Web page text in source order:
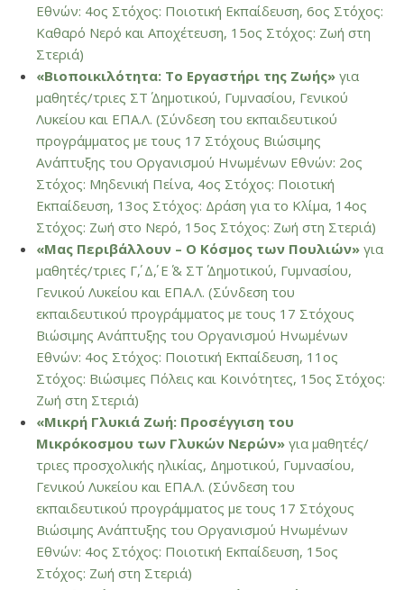
Εθνών: 4ος Στόχος: Ποιοτική Εκπαίδευση, 6ος Στόχος:
Καθαρό Νερό και Αποχέτευση, 15ος Στόχος: Ζωή στη
Στεριά)
«Βιοποικιλότητα: Το Εργαστήρι της Ζωής» για
μαθητές/τριες ΣΤ΄ Δημοτικού, Γυμνασίου, Γενικού
Λυκείου και ΕΠΑ.Λ. (Σύνδεση του εκπαιδευτικού
προγράμματος με τους 17 Στόχους Βιώσιμης
Ανάπτυξης του Οργανισμού Ηνωμένων Εθνών: 2ος
Στόχος: Μηδενική Πείνα, 4ος Στόχος: Ποιοτική
Εκπαίδευση, 13ος Στόχος: Δράση για το Κλίμα, 14ος
Στόχος: Ζωή στο Νερό, 15ος Στόχος: Ζωή στη Στεριά)
«Μας Περιβάλλουν – Ο Κόσμος των Πουλιών» για
μαθητές/τριες Γ΄, Δ΄, Ε΄ & ΣΤ΄ Δημοτικού, Γυμνασίου,
Γενικού Λυκείου και ΕΠΑ.Λ. (Σύνδεση του
εκπαιδευτικού προγράμματος με τους 17 Στόχους
Βιώσιμης Ανάπτυξης του Οργανισμού Ηνωμένων
Εθνών: 4ος Στόχος: Ποιοτική Εκπαίδευση, 11ος
Στόχος: Βιώσιμες Πόλεις και Κοινότητες, 15ος Στόχος:
Ζωή στη Στεριά)
«Μικρή Γλυκιά Ζωή: Προσέγγιση του
Μικρόκοσμου των Γλυκών Νερών» για μαθητές/
τριες προσχολικής ηλικίας, Δημοτικού, Γυμνασίου,
Γενικού Λυκείου και ΕΠΑ.Λ. (Σύνδεση του
εκπαιδευτικού προγράμματος με τους 17 Στόχους
Βιώσιμης Ανάπτυξης του Οργανισμού Ηνωμένων
Εθνών: 4ος Στόχος: Ποιοτική Εκπαίδευση, 15ος
Στόχος: Ζωή στη Στεριά)